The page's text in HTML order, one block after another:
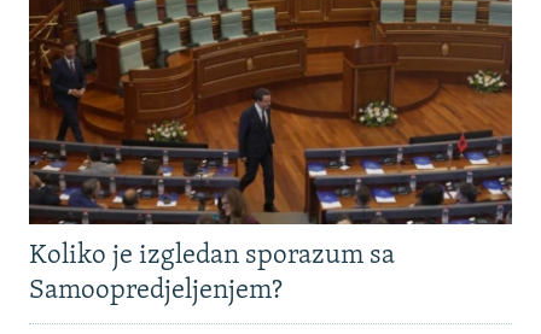
Koliko je izgledan sporazum sa
Samoopredjeljenjem?